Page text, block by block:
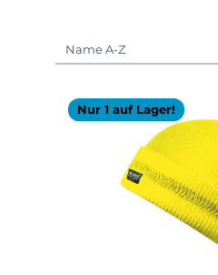
Nur 1 auf Lager!